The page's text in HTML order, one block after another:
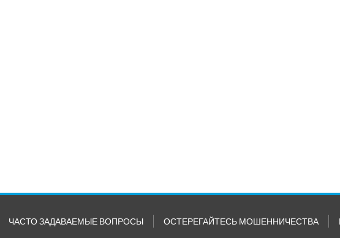
ЧАСТО ЗАДАВАЕМЫЕ ВОПРОСЫ ОСТЕРЕГАЙТЕСЬ МОШЕННИЧЕСТВА